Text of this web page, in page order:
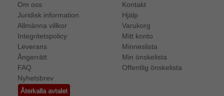
Om oss
Juridisk information
Allmänna villkor
Integritetspolicy
Leverans
Ångerrätt
FAQ
Nyhetsbrev
Återkalla avtalet
Kontakt
Hjälp
Varukorg
Mitt konto
Minneslista
Min önskelista
Offentlig önskelista